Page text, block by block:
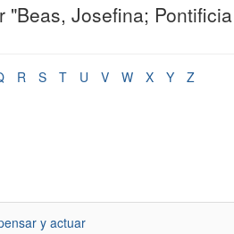
Josefina;
R S T U V W X Y
Z
y actuar